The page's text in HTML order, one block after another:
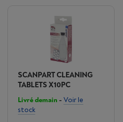
SCANPART CLEANING
TABLETS X10PC
Livré demain - Voir le
stock